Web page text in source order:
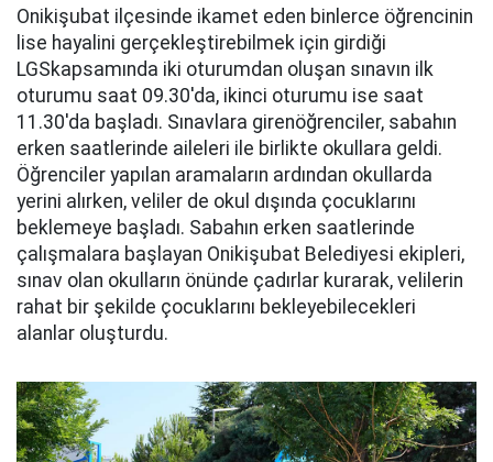
Onikişubat ilçesinde ikamet eden binlerce öğrencinin
lise hayalini gerçekleştirebilmek için girdiği
LGSkapsamında iki oturumdan oluşan sınavın ilk
oturumu saat 09.30'da, ikinci oturumu ise saat
11.30'da başladı. Sınavlara girenöğrenciler, sabahın
erken saatlerinde aileleri ile birlikte okullara geldi.
Öğrenciler yapılan aramaların ardından okullarda
yerini alırken, veliler de okul dışında çocuklarını
beklemeye başladı. Sabahın erken saatlerinde
çalışmalara başlayan Onikişubat Belediyesi ekipleri,
sınav olan okulların önünde çadırlar kurarak, velilerin
rahat bir şekilde çocuklarını bekleyebilecekleri
alanlar oluşturdu.